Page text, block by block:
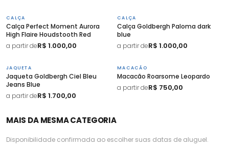
CALÇA
Calça Perfect Moment Aurora
High Flaire Houdstooth Red
a partir deR$ 1.000,00
CALÇA
Calça Goldbergh Paloma dark
blue
a partir deR$ 1.000,00
JAQUETA
Jaqueta Goldbergh Ciel Bleu
Jeans Blue
a partir deR$ 1.700,00
MACACÃO
Macacão Roarsome Leopardo
a partir deR$ 750,00
MAIS DA MESMA CATEGORIA
Disponibilidade confirmada ao escolher suas datas de aluguel.